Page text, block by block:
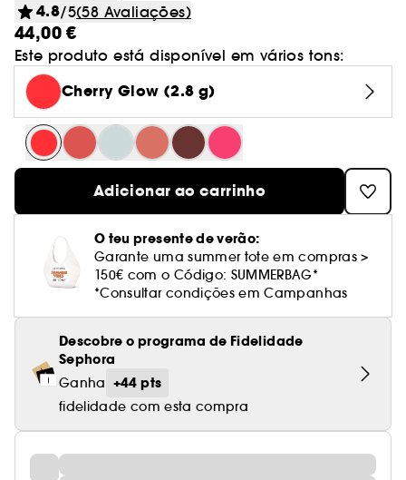
4.8/5(58 Avaliações)
44,00 €
Este produto está disponível em vários tons:
Cherry Glow (2.8 g)
Adicionar ao carrinho
O teu presente de verão:
Garante uma summer tote em compras >
150€ com o Código: SUMMERBAG*
*Consultar condições em Campanhas
Descobre o programa de Fidelidade
Sephora
Ganha +44 pts
fidelidade com esta compra